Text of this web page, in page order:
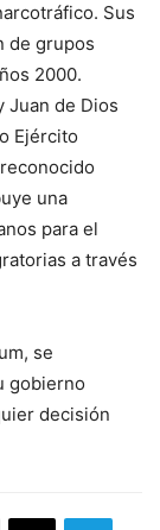
Sus
de grupos
2000.
Juan de Dios
Ejército
una
para el
a través
se
gobierno
decisión